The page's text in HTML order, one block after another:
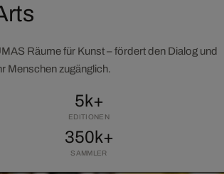
Räume für Kunst – fördert den Dialog und
Menschen zugänglich.
5k+
EDITIONEN
350k+
SAMMLER